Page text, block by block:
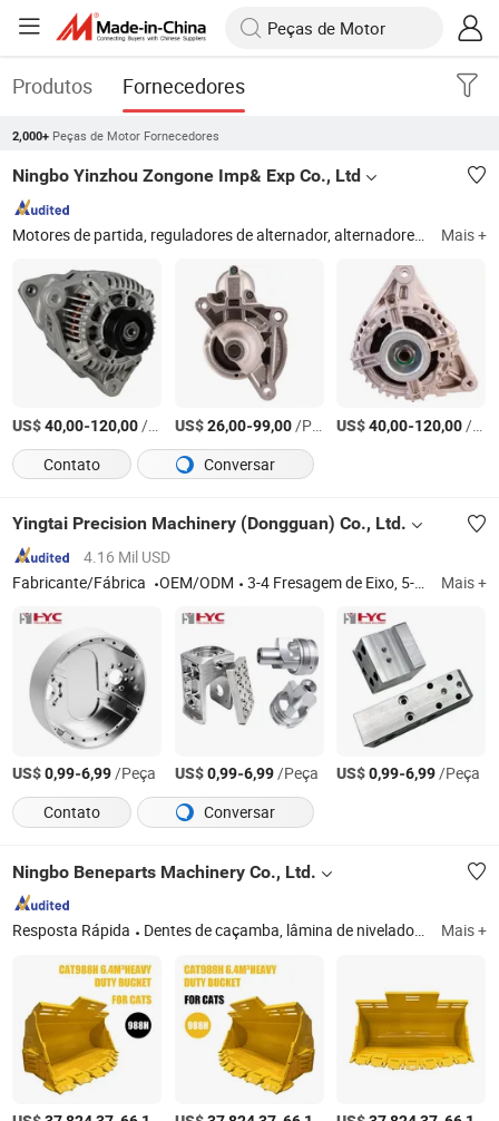
Produtos Fornecedores
2,000+ Peças de Motor Fornecedores
Ningbo Yinzhou Zongone Imp& Exp Co., Ltd
Motores de partida, reguladores de alternador, alternadores, acionadores de partida, armaduras de partida, caixas de campo de partida, solenóides de partida, polia de alternador, estatores de alternador, rotores de alternador Mais +
US$40,00-120,00/Peça US$26,00-99,00/Peça US$40,00-120,00/Peça
Contato
Conversar
Yingtai Precision Machinery (Dongguan) Co., Ltd.
4.16 Mil USD
Fabricante/Fábrica
OEM/ODM 3-4 Fresagem de Eixo, 5-Axis Usinagem, Fresagem CNC, Torneamento CNC, Retificação, Corte a Fio, Inspeção CMM, Peças de Precisão, Peças de Alumínio, Peças de Aço Inoxidável, Peças de Aço Duro, Peças de Aço Carbono, Tita Mais +
US$0,99-6,99/Peça US$0,99-6,99/Peça US$0,99-6,99/Peça
Contato
Conversar
Ningbo Beneparts Machinery Co., Ltd.
Resposta Rápida Dentes de caçamba, lâmina de niveladora, borda de corte, barras chocky, botões de desgaste, lâmina de trator, peças finais, ferramentas de engajamento com o solo, cortador lateral, esteira de borracha Mais +